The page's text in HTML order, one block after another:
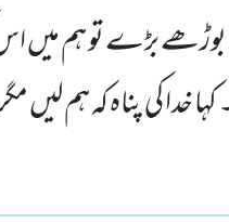
بڑے تو ہم میں اس
کی پناہ کہ ہم لیں